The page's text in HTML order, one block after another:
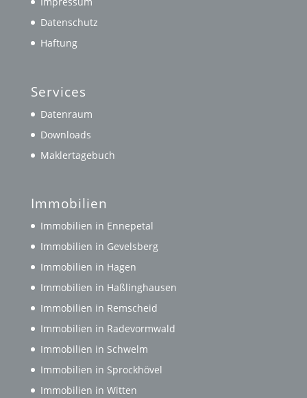
Datenschutz
Haftung
Services
Datenraum
Downloads
Maklertagebuch
Immobilien
Immobilien in Ennepetal
Immobilien in Gevelsberg
Immobilien in Hagen
Immobilien in Haßlinghausen
Immobilien in Remscheid
Immobilien in Radevormwald
Immobilien in Schwelm
Immobilien in Sprockhövel
Immobilien in Witten